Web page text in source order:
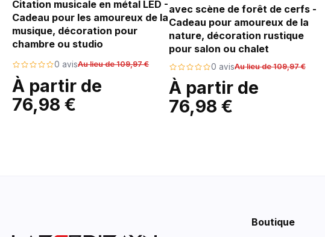
Citation musicale en métal LED -
Cadeau pour les amoureux de la
musique, décoration pour
chambre ou studio
0 avisAu lieu de 109,97 €
À partir de
76,98 €
avec scène de forêt de cerfs -
Cadeau pour amoureux de la
nature, décoration rustique
pour salon ou chalet
0 avisAu lieu de 109,97 €
À partir de
76,98 €
Boutique